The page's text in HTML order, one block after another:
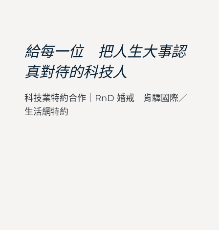
給每一位 把人生大事認
真對待的科技人
科技業特約合作｜RnD 婚戒 肯驛國際／
生活網特約